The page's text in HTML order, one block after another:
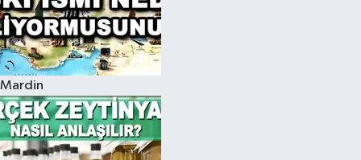
Mardin
YAŞAM